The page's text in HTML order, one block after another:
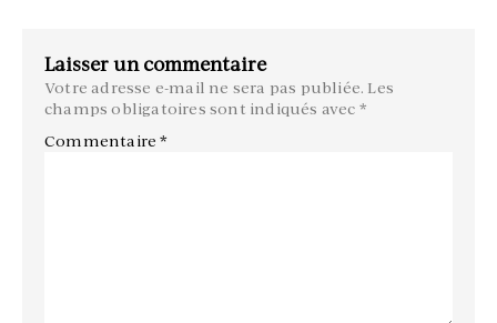
Laisser un commentaire
Votre adresse e-mail ne sera pas publiée. Les
champs obligatoires sont indiqués avec *
Commentaire*